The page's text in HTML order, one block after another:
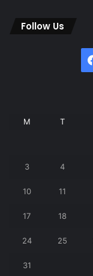
Follow Us
M T
3 4
10 11
17 18
24 25
31